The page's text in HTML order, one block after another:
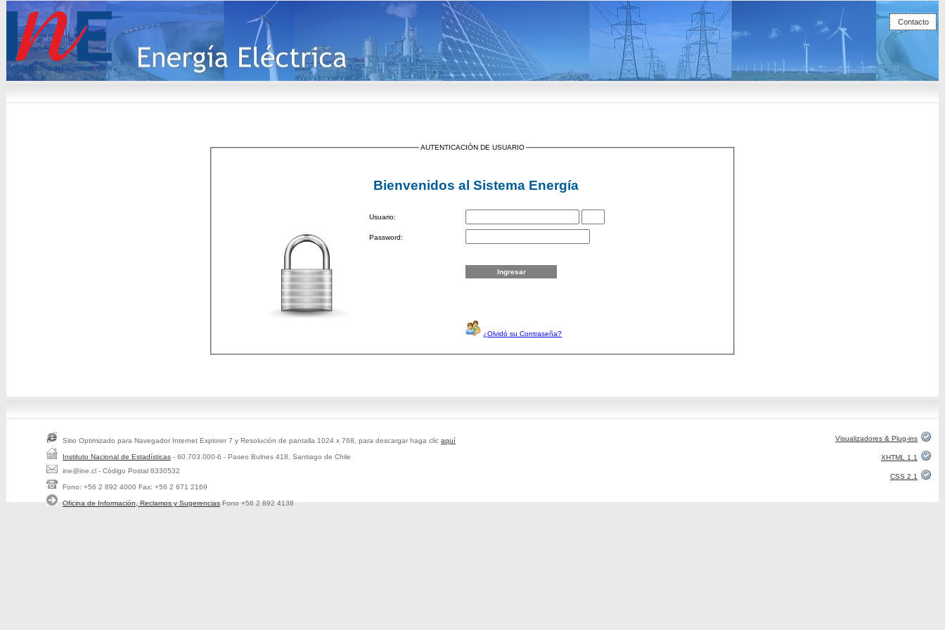
Contacto
AUTENTICACIÓN DE USUARIO
Bienvenidos al Sistema Energía
Usuario:
Password:
¿Olvidó su Contraseña?
Sitio Optimizado para Navegador Internet Explorer 7 y Resolución de pantalla 1024 x 768, para descargar haga clic aquí
Instituto Nacional de Estadísticas - 60.703.000-6 - Paseo Bulnes 418, Santiago de Chile
ine@ine.cl - Código Postal 8330532
Fono: +56 2 892 4000 Fax: +56 2 671 2169
Oficina de Información, Reclamos y Sugerencias Fono +56 2 892 4138
Visualizadores & Plug-ins
XHTML 1.1
CSS 2.1